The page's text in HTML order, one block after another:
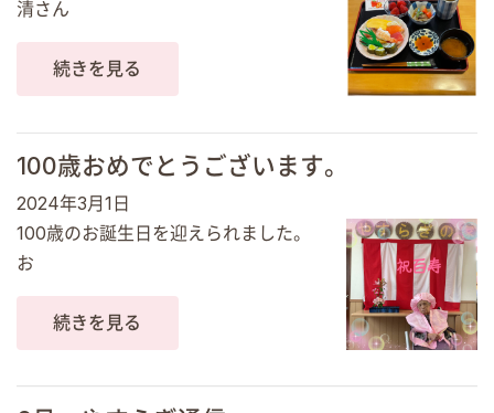
清さん
続きを見る
100歳おめでとうございます。
2024年3月1日
100歳のお誕生日を迎えられました。
お
続きを見る